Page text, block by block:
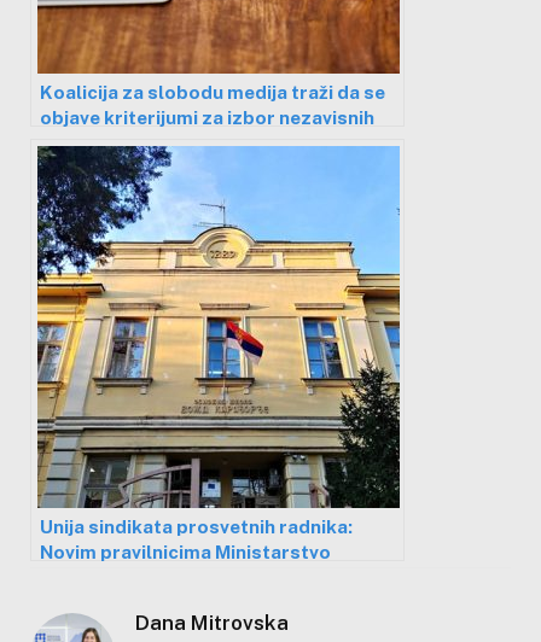
Koalicija za slobodu medija traži da se
objave kriterijumi za izbor nezavisnih
medijskih stručnjaka
Unija sindikata prosvetnih radnika:
Novim pravilnicima Ministarstvo
Dana Mitrovska